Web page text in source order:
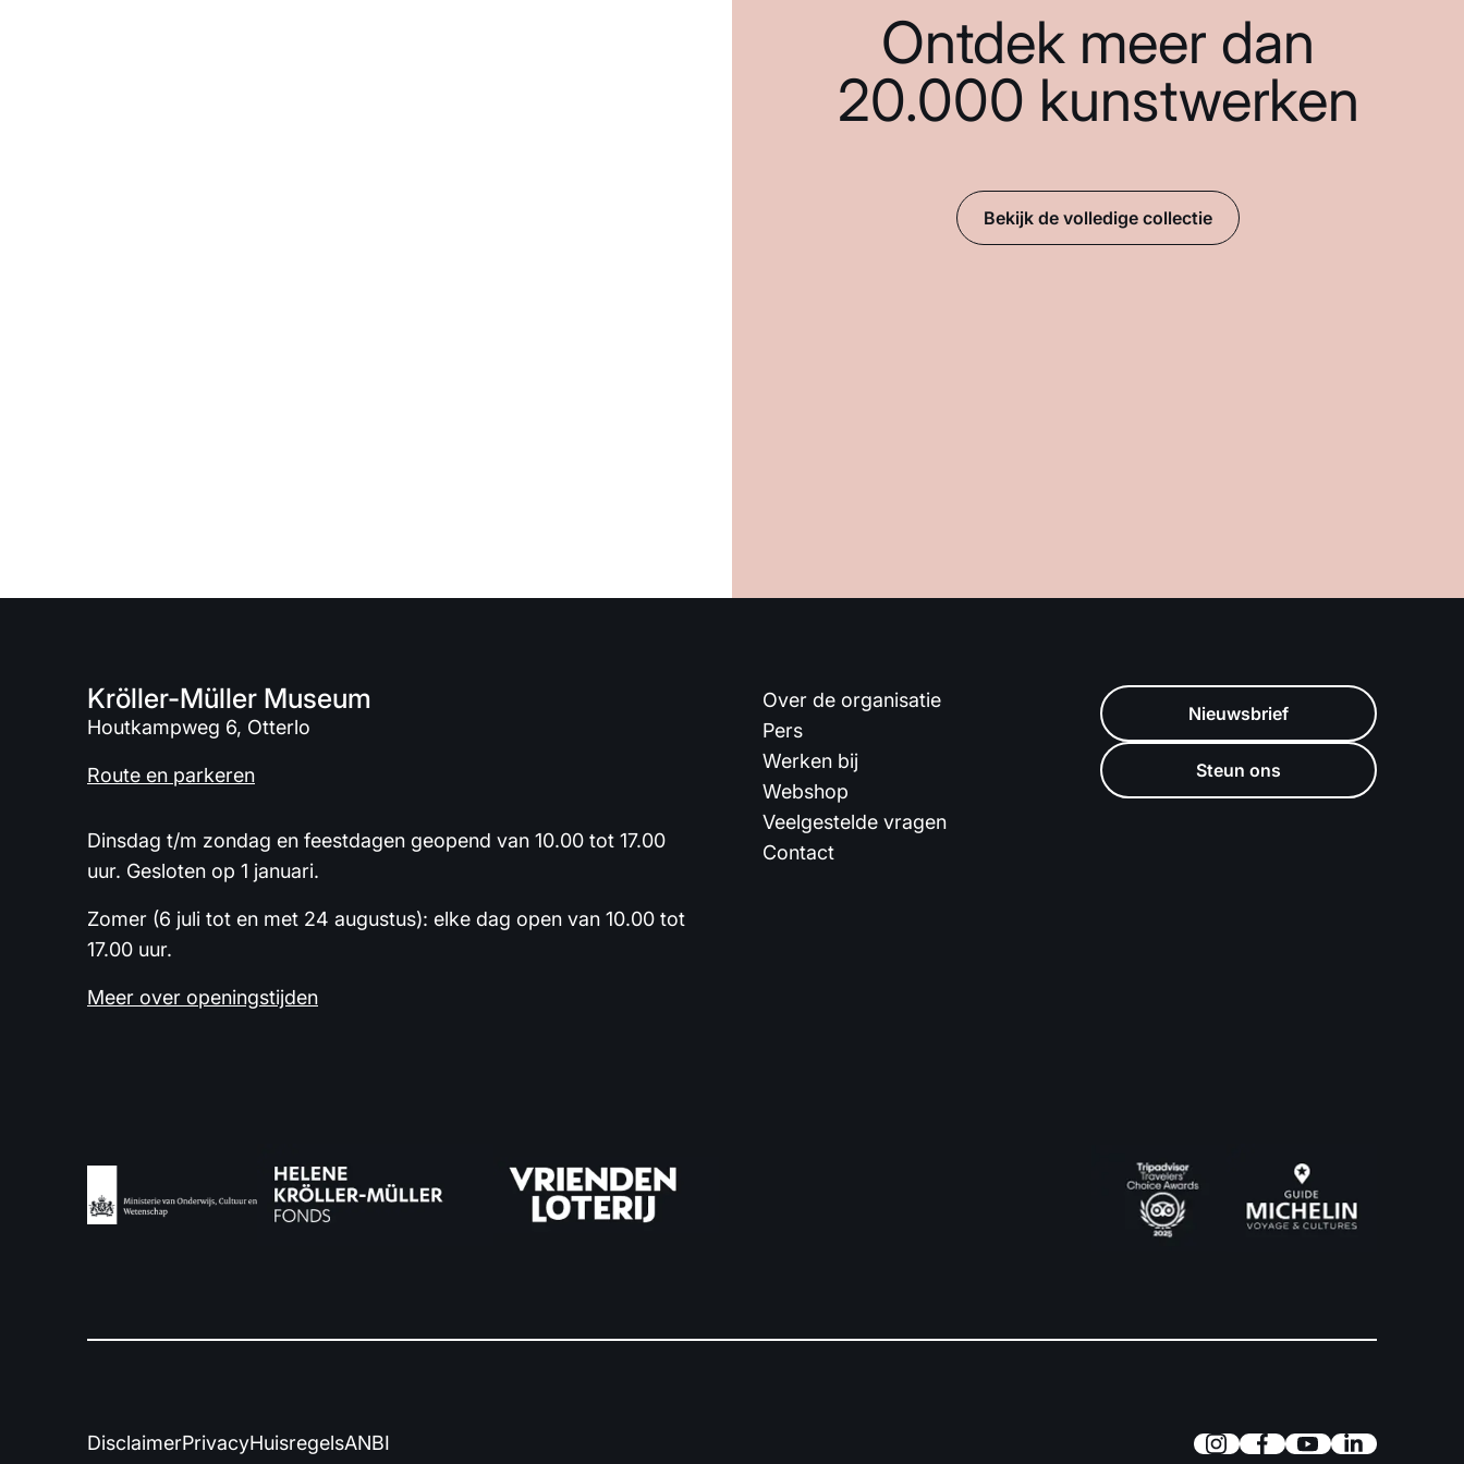
Ontdek meer dan
20.000 kunstwerken
Bekijk de volledige collectie
Kröller-Müller Museum
Houtkampweg 6, Otterlo
Route en parkeren
Dinsdag t/m zondag en feestdagen geopend van 10.00 tot 17.00
uur. Gesloten op 1 januari.
Zomer (6 juli tot en met 24 augustus): elke dag open van 10.00 tot
17.00 uur.
Meer over openingstijden
Over de organisatie
Pers
Werken bij
Webshop
Veelgestelde vragen
Contact
Nieuwsbrief
Steun ons
DisclaimerPrivacyHuisregelsANBI